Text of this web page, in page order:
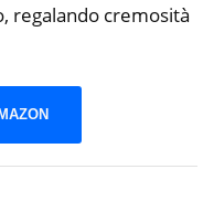
regalando cremosità